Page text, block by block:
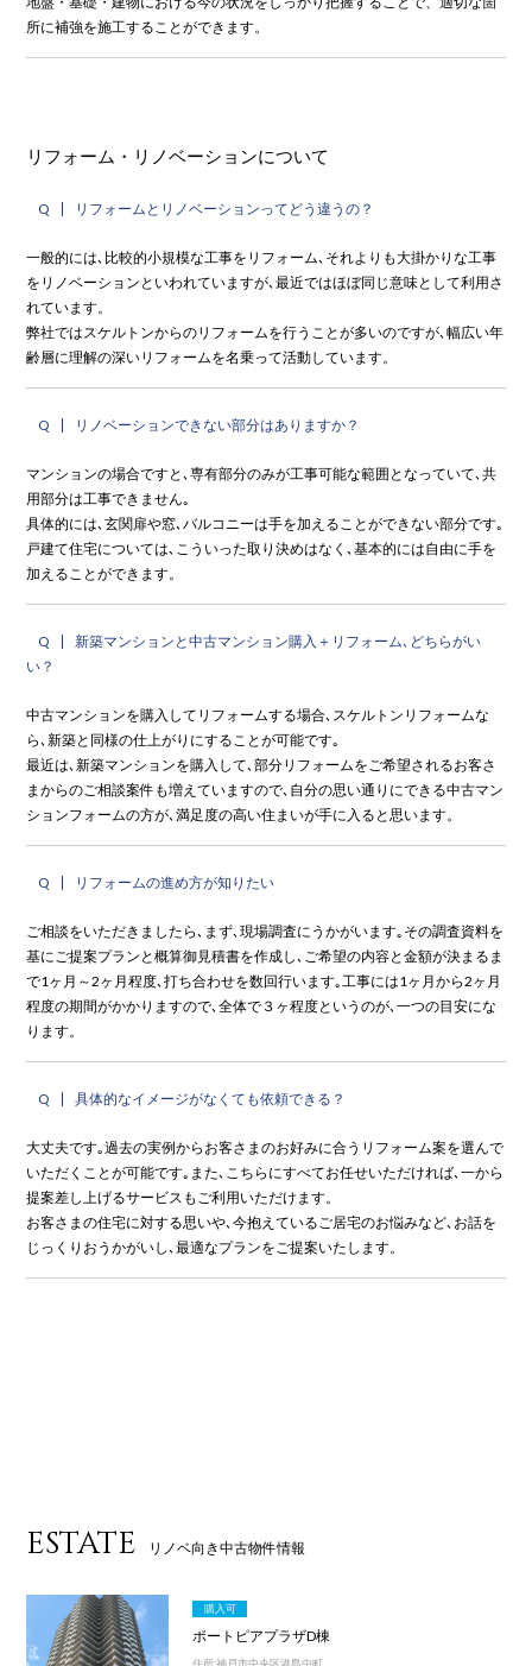
所に補強を施工することができます。
リフォーム・リノベーションについて
Q リフォームとリノベーションってどう違うの？
一般的には､比較的小規模な工事をリフォーム､それよりも大掛かりな工事
をリノベーションといわれていますが､最近ではほぼ同じ意味として利用さ
れています。
弊社ではスケルトンからのリフォームを行うことが多いのですが､幅広い年
齢層に理解の深いリフォームを名乗って活動しています。
Q リノベーションできない部分はありますか？
マンションの場合ですと､専有部分のみが工事可能な範囲となっていて､共
用部分は工事できません｡
具体的には､玄関扉や窓､バルコニーは手を加えることができない部分です｡
戸建て住宅については､こういった取り決めはなく､基本的には自由に手を
加えることができます。
Q
新築マンションと中古マンション購入＋リフォーム､どちらがい
い？
中古マンションを購入してリフォームする場合､スケルトンリフォームな
ら､新築と同様の仕上がりにすることが可能です｡
最近は､新築マンションを購入して､部分リフォームをご希望されるお客さ
まからのご相談案件も増えていますので､自分の思い通りにできる中古マン
ションフォームの方が､満足度の高い住まいが手に入ると思います。
Q リフォームの進め方が知りたい
ご相談をいただきましたら､まず､現場調査にうかがいます｡その調査資料を
基にご提案プランと概算御見積書を作成し､ご希望の内容と金額が決まるま
で1ヶ月～2ヶ月程度､打ち合わせを数回行います｡工事には1ヶ月から2ヶ月
程度の期間がかかりますので､全体で３ヶ程度というのが､一つの目安にな
ります。
Q 具体的なイメージがなくても依頼できる？
大丈夫です｡過去の実例からお客さまのお好みに合うリフォーム案を選んで
いただくことが可能です｡また､こちらにすべてお任せいただければ､一から
提案差し上げるサービスもご利用いただけます。
お客さまの住宅に対する思いや､今抱えているご居宅のお悩みなど､お話を
じっくりおうかがいし､最適なプランをご提案いたします。
ESTATE リノベ向き中古物件情報
購入可
ポートピアプラザD棟
住所:神戸市中央区港島中町